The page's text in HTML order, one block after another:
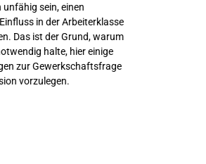
sein, einen
in der Arbeiterklasse
Das ist der Grund, warum
halte, hier einige
zur Gewerkschaftsfrage
vorzulegen.